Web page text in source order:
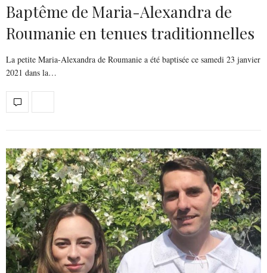
Baptême de Maria-Alexandra de
Roumanie en tenues traditionnelles
La petite Maria-Alexandra de Roumanie a été baptisée ce samedi 23 janvier
2021 dans la…